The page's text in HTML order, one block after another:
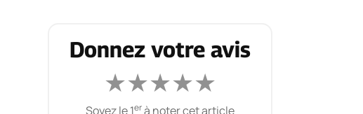
Donnez votre avis
★★★★★
Soyez le 1erà noter cet article